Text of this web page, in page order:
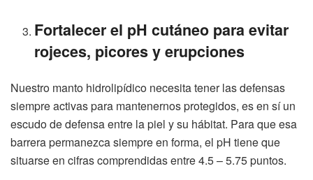
Fortalecer el pH cutáneo para evitar
rojeces, picores y erupciones
Nuestro manto hidrolipídico necesita tener las defensas
siempre activas para mantenernos protegidos, es en sí un
escudo de defensa entre la piel y su hábitat. Para que esa
barrera permanezca siempre en forma, el pH tiene que
situarse en cifras comprendidas entre 4.5 – 5.75 puntos.